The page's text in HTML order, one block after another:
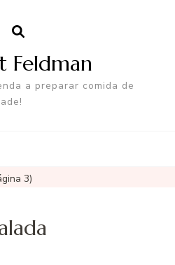
Feldman
a preparar comida de
3)